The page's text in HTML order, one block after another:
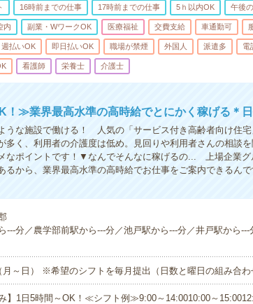
16時前までの仕事 17時前までの仕事 5ｈ以内OK 午後
内 副業・WワークOK 医療福祉 交費支給 車通勤可
週払いOK 即日払いOK 職場が禁煙 外国人 派遣多 電
看護師 栄養士 介護士
≫業界最高水準の高時給でとにかく稼げる＊日
うな施設で働ける！ 人気の「サービス付き高齢者向け住
多く、利用者の介護度は低め。見回りや利用者さんの相談
なポイントです！▼なんでそんなに稼げるの... 上場企業グ
るから、業界最高水準の高時給でお仕事をご案内できるん
---分／農学部前駅から---分／池戸駅から---分／井戸駅から
～日） ※希望のシフトを毎月提出（日数と曜日の組み合わ
】1日5時間～OK！≪シフト例≫9:00～14:0010:00～